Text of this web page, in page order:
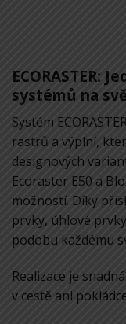
ECORASTER:
systémů na
Systém
rastrů a výplní,
designových
Ecoraster E50 a
možností. Díky
prvky, úhlové
podobu každému
Realizace je
v cestě ani